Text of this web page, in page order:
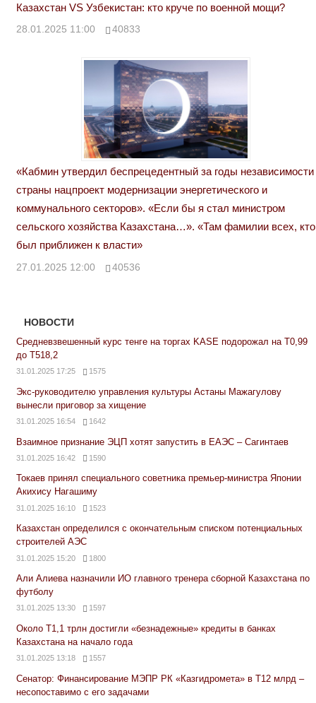
Казахстан VS Узбекистан: кто круче по военной мощи?
28.01.2025 11:00 40833
«Кабмин утвердил беспрецедентный за годы независимости
страны нацпроект модернизации энергетического и
коммунального секторов». «Если бы я стал министром
сельского хозяйства Казахстана…». «Там фамилии всех, кто
был приближен к власти»
27.01.2025 12:00 40536
НОВОСТИ
Средневзвешенный курс тенге на торгах KASE подорожал на Т0,99
до Т518,2
31.01.2025 17:25 1575
Экс-руководителю управления культуры Астаны Мажагулову
вынесли приговор за хищение
31.01.2025 16:54 1642
Взаимное признание ЭЦП хотят запустить в ЕАЭС – Сагинтаев
31.01.2025 16:42 1590
Токаев принял специального советника премьер-министра Японии
Акихису Нагашиму
31.01.2025 16:10 1523
Казахстан определился с окончательным списком потенциальных
строителей АЭС
31.01.2025 15:20 1800
Али Алиева назначили ИО главного тренера сборной Казахстана по
футболу
31.01.2025 13:30 1597
Около Т1,1 трлн достигли «безнадежные» кредиты в банках
Казахстана на начало года
31.01.2025 13:18 1557
Сенатор: Финансирование МЭПР РК «Казгидромета» в Т12 млрд –
несопоставимо с его задачами